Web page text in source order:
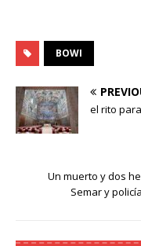
BOWI
el rito
Un muerto y dos
Semar y